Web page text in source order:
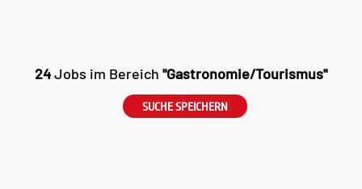
24Jobs im Bereich "Gastronomie/Tourismus"
SUCHE SPEICHERN